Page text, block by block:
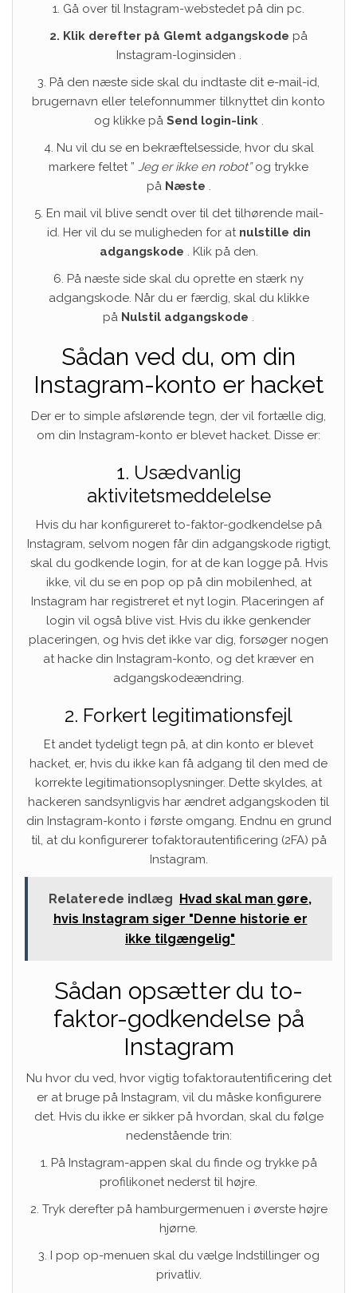
1. Gå over til Instagram-webstedet på din pc.
2. Klik derefter på Glemt adgangskode på
Instagram-loginsiden .
3. På den næste side skal du indtaste dit e-mail-id,
brugernavn eller telefonnummer tilknyttet din konto
og klikke på Send login-link.
4. Nu vil du se en bekræftelsesside, hvor du skal
markere feltet ” Jeg er ikke en robot”og trykke
på Næste .
5. En mail vil blive sendt over til det tilhørende mail-
id. Her vil du se muligheden for at nulstille din
adgangskode . Klik på den.
6. På næste side skal du oprette en stærk ny
adgangskode. Når du er færdig, skal du klikke
på Nulstil adgangskode .
Sådan ved du, om din
Instagram-konto er hacket
Der er to simple afslørende tegn, der vil fortælle dig,
om din Instagram-konto er blevet hacket. Disse er:
1. Usædvanlig
aktivitetsmeddelelse
Hvis du har konfigureret to-faktor-godkendelse på
Instagram, selvom nogen får din adgangskode rigtigt,
skal du godkende login, for at de kan logge på. Hvis
ikke, vil du se en pop op på din mobilenhed, at
Instagram har registreret et nyt login. Placeringen af ​​
login vil også blive vist. Hvis du ikke genkender
placeringen, og hvis det ikke var dig, forsøger nogen
at hacke din Instagram-konto, og det kræver en
adgangskodeændring.
2. Forkert legitimationsfejl
Et andet tydeligt tegn på, at din konto er blevet
hacket, er, hvis du ikke kan få adgang til den med de
korrekte legitimationsoplysninger. Dette skyldes, at
hackeren sandsynligvis har ændret adgangskoden til
din Instagram-konto i første omgang. Endnu en grund
til, at du konfigurerer tofaktorautentificering (2FA) på
Instagram.
Relaterede indlæg Hvad skal man gøre,
hvis Instagram siger "Denne historie er
ikke tilgængelig"
Sådan opsætter du to-
faktor-godkendelse på
Instagram
Nu hvor du ved, hvor vigtig tofaktorautentificering det
er at bruge på Instagram, vil du måske konfigurere
det. Hvis du ikke er sikker på hvordan, skal du følge
nedenstående trin:
1. På Instagram-appen skal du finde og trykke på
profilikonet nederst til højre.
2. Tryk derefter på hamburgermenuen i øverste højre
hjørne.
3. I pop op-menuen skal du vælge Indstillinger og
privatliv.